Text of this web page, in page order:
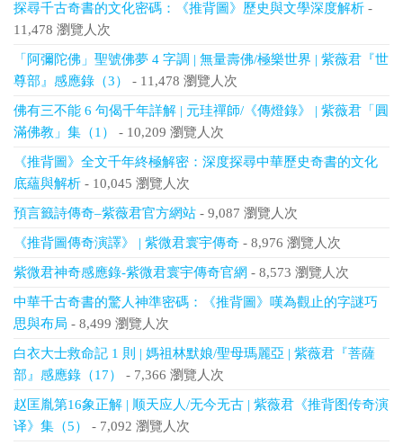
探尋千古奇書的文化密碼：《推背圖》歷史與文學深度解析 -
11,478 瀏覽人次
「阿彌陀佛」聖號佛夢 4 字調 | 無量壽佛/極樂世界 | 紫薇君『世
尊部』感應錄（3）
- 11,478 瀏覽人次
佛有三不能 6 句偈千年詳解 | 元珪禪師/《傳燈錄》 | 紫薇君「圓
滿佛教」集（1）
- 10,209 瀏覽人次
《推背圖》全文千年終極解密：深度探尋中華歷史奇書的文化
底蘊與解析 - 10,045 瀏覽人次
預言籤詩傳奇–紫薇君官方網站 - 9,087 瀏覽人次
《推背圖傳奇演譯》 | 紫微君寰宇傳奇 - 8,976 瀏覽人次
紫微君神奇感應錄-紫微君寰宇傳奇官網 - 8,573 瀏覽人次
中華千古奇書的驚人神準密碼：《推背圖》嘆為觀止的字謎巧
思與布局 - 8,499 瀏覽人次
白衣大士救命記 1 則 | 媽祖林默娘/聖母瑪麗亞 | 紫薇君『菩薩
部』感應錄（17）
- 7,366 瀏覽人次
赵匡胤第16象正解 | 顺天应人/无今无古 | 紫薇君《推背图传奇演
译》集（5）
- 7,092 瀏覽人次